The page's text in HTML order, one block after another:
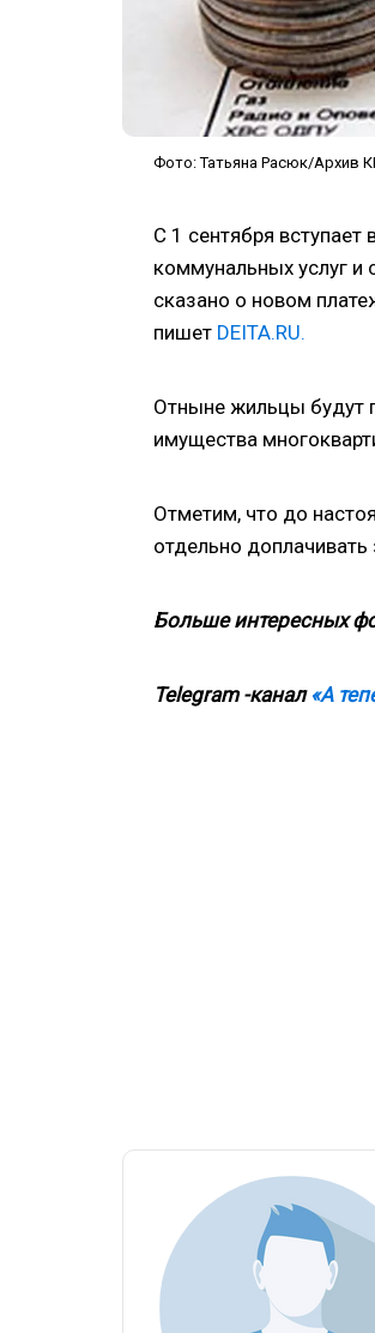
Фото: Татьяна Расюк/Архив
С 1 сентября вступает
коммунальных услуг
сказано о новом
пишет DEITA.RU.
Отныне жильцы будут
имущества
Отметим, что до
отдельно доплачивать
Больше интересных
Telegram -канал «А